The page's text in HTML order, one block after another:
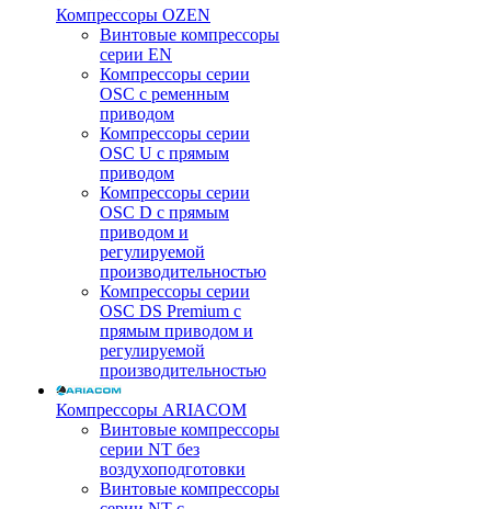
Компрессоры OZEN
Винтовые компрессоры
серии EN
Компрессоры серии
OSC с ременным
приводом
Компрессоры серии
OSC U с прямым
приводом
Компрессоры серии
OSC D с прямым
приводом и
регулируемой
производительностью
Компрессоры серии
OSC DS Premium с
прямым приводом и
регулируемой
производительностью
Компрессоры ARIACOM
Винтовые компрессоры
серии NT без
воздухоподготовки
Винтовые компрессоры